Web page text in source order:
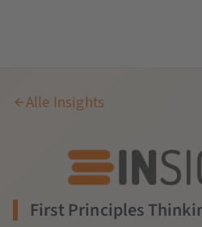
Alle Insights
First Principles